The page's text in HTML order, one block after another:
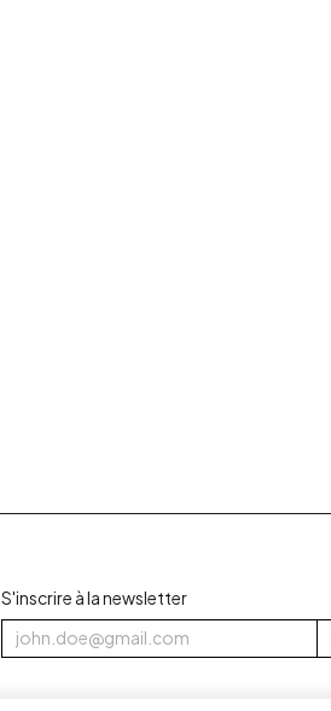
S'inscrire à la newsletter